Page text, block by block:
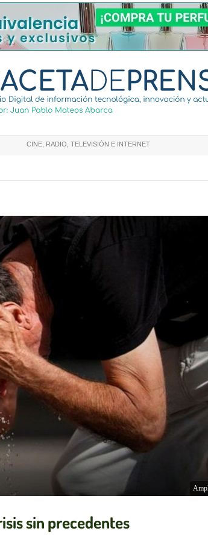
CINE, RADIO, TELEVISIÓN E INTERNET
sin precedentes